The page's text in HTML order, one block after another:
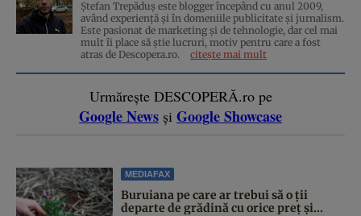
Ștefan Trepăduș este blogger începând cu anul 2009,
având experiență și în domeniile publicitate și jurnalism.
Este pasionat de marketing și de tehnologie, dar cel mai
mult îi place să știe lucruri, motiv pentru care a fost
atras de Descopera.ro.
citește mai mult
Urmărește DESCOPERĂ.ro pe
Google News și Google Showcase
MEDIAFAX
Buruiana pe care ar trebui să o ții
departe de grădină cu orice preț și...